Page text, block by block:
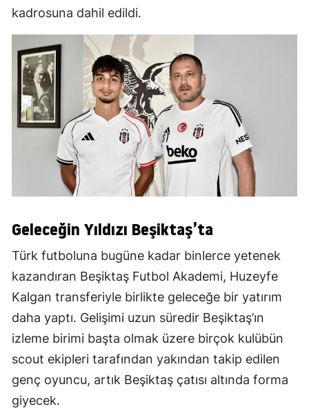
kadrosuna dahil edildi.
Geleceğin Yıldızı Beşiktaş’ta
Türk futboluna bugüne kadar binlerce yetenek
kazandıran Beşiktaş Futbol Akademi, Huzeyfe
Kalgan transferiyle birlikte geleceğe bir yatırım
daha yaptı. Gelişimi uzun süredir Beşiktaş’ın
izleme birimi başta olmak üzere birçok kulübün
scout ekipleri tarafından yakından takip edilen
genç oyuncu, artık Beşiktaş çatısı altında forma
giyecek.